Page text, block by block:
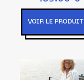
VOIR LE PRODUIT